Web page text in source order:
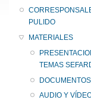
PULIDO
MATERIALES
TEMAS
AUDIO Y